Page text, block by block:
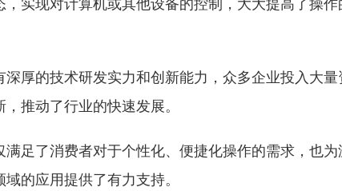
，实现对计算机或其他设备的控制，大大提高了操作
深厚的技术研发实力和创新能力，众多企业投入大量
推动了行业的快速发展。
满足了消费者对于个性化、便捷化操作的需求，也为
的应用提供了有力支持。